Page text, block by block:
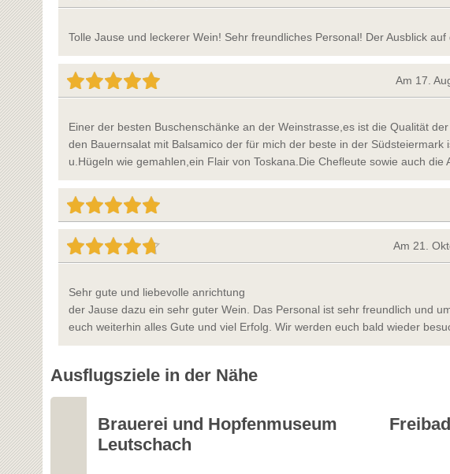
Tolle Jause und leckerer Wein! Sehr freundliches Personal! Der Ausblick
Am 17.
Einer der besten Buschenschänke an der Weinstrasse,es ist die Qualität
den Bauernsalat mit Balsamico der für mich der beste in der Südsteiermark
u.Hügeln wie gemahlen,ein Flair von Toskana.Die Chefleute sowie auch
Am 21.
Sehr gute und liebevolle anrichtung
der Jause dazu ein sehr guter Wein. Das Personal ist sehr freundlich und
euch weiterhin alles Gute und viel Erfolg. Wir werden euch bald wieder
Ausflugsziele in der Nähe
Brauerei und Hopfenmuseum
Leutschach